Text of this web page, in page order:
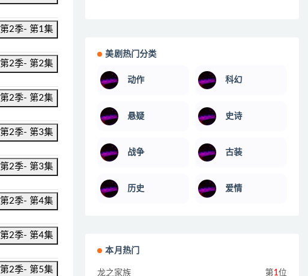
第2季- 第1集
第2季- 第2集
第2季- 第2集
第2季- 第3集
第2季- 第3集
第2季- 第4集
第2季- 第4集
第2季- 第5集
美剧热门分类
动作 科幻
悬疑 史诗
战争 古装
历史 爱情
本月热门
龙之家族 第1位